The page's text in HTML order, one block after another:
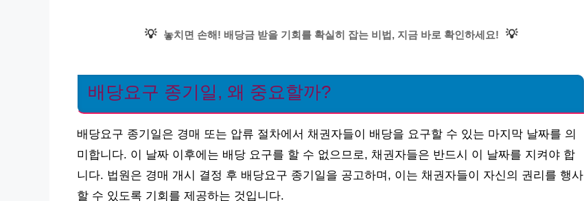
💡 놓치면 손해! 배당금 받을 기회를 확실히 잡는 비법, 지금 바로 확인하세요! 💡
배당요구 종기일, 왜 중요할까?
배당요구 종기일은 경매 또는 압류 절차에서 채권자들이 배당을 요구할 수 있는 마지막 날짜를 의
미합니다. 이 날짜 이후에는 배당 요구를 할 수 없으므로, 채권자들은 반드시 이 날짜를 지켜야 합
니다. 법원은 경매 개시 결정 후 배당요구 종기일을 공고하며, 이는 채권자들이 자신의 권리를 행사
할 수 있도록 기회를 제공하는 것입니다.